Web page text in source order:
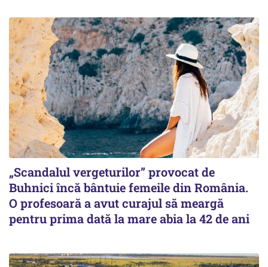
„Scandalul vergeturilor” provocat de
Buhnici încă bântuie femeile din România.
O profesoară a avut curajul să meargă
pentru prima dată la mare abia la 42 de ani